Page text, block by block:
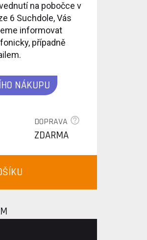
na pobočce v
6 Suchdole, Vás
informovat
případně
NÁKUPU
DOPRAVA
ZDARMA